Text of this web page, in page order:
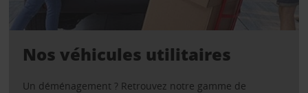
Nos véhicules utilitaires
Un déménagement ? Retrouvez notre gamme de